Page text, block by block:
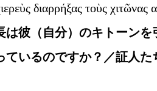
διαρρήξας τοὺς χιτῶνας
は彼（自分）のキトーン
ているのですか？／証人た